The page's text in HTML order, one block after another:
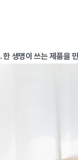
생명이 쓰는 제품을